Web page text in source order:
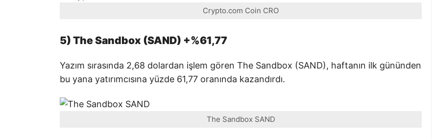
Crypto.com Coin CRO
5) The Sandbox (SAND) +%61,77
Yazım sırasında 2,68 dolardan işlem gören The Sandbox (SAND), haftanın ilk gününden
bu yana yatırımcısına yüzde 61,77 oranında kazandırdı.
The Sandbox SAND